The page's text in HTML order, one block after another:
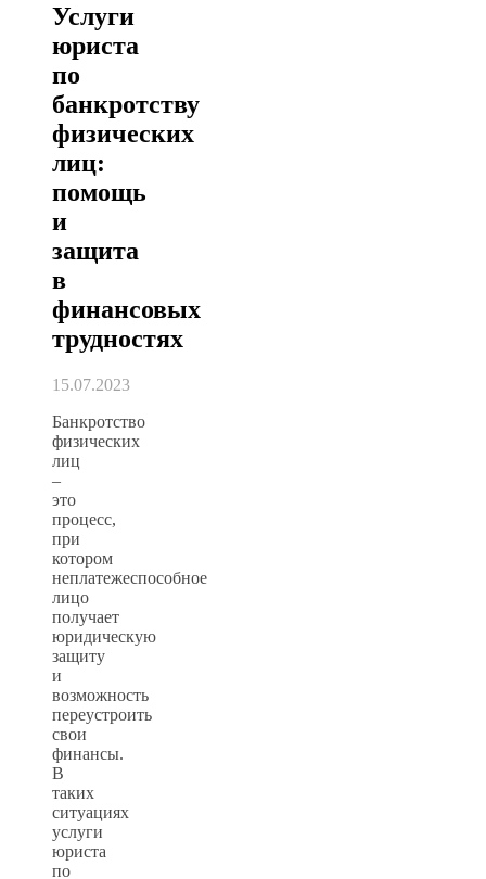
Услуги
юриста
по
банкротству
физических
лиц:
помощь
и
защита
в
финансовых
трудностях
15.07.2023
Банкротство
физических
лиц
–
это
процесс,
при
котором
неплатежеспособное
лицо
получает
юридическую
защиту
и
возможность
переустроить
свои
финансы.
В
таких
ситуациях
услуги
юриста
по